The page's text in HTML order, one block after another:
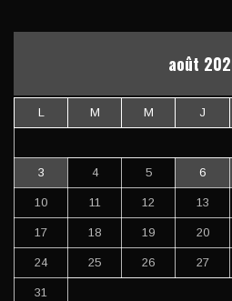
août
L M M J
3 4 5 6
10 11 12 13
17 18 19 20
24 25 26 27
31